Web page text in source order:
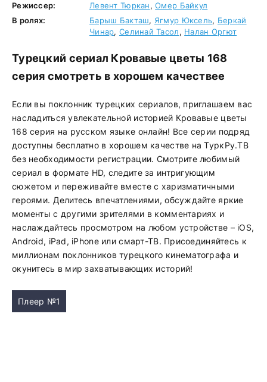
Режиссер:
Левент Тюркан,Омер Байкул
В ролях:
Барыш Бакташ, Ягмур Юксель, Беркай
Чинар, Селинай Тасол, Налан Оргют
Турецкий сериал Кровавые цветы 168
серия смотреть в хорошем качествее
Если вы поклонник турецких сериалов, приглашаем вас
насладиться увлекательной историей Кровавые цветы
168 серия на русском языке онлайн! Все серии подряд
доступны бесплатно в хорошем качестве на ТуркРу.ТВ
без необходимости регистрации. Смотрите любимый
сериал в формате HD, следите за интригующим
сюжетом и переживайте вместе с харизматичными
героями. Делитесь впечатлениями, обсуждайте яркие
моменты с другими зрителями в комментариях и
наслаждайтесь просмотром на любом устройстве – iOS,
Android, iPad, iPhone или смарт-ТВ. Присоединяйтесь к
миллионам поклонников турецкого кинематографа и
окунитесь в мир захватывающих историй!
Плеер №1